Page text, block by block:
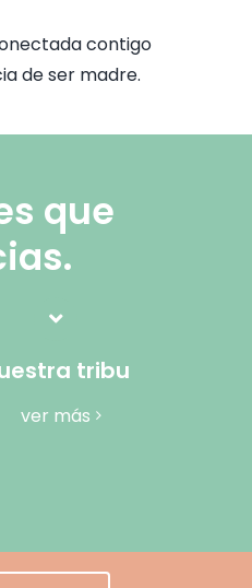
contigo
de ser madre.
que
tribu
ver más